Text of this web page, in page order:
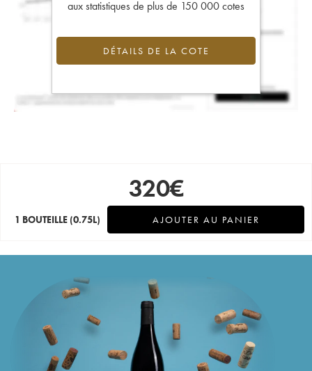
aux statistiques de plus de 150 000 cotes
DÉTAILS DE LA COTE
320€
1 BOUTEILLE (0.75L) AJOUTER AU PANIER